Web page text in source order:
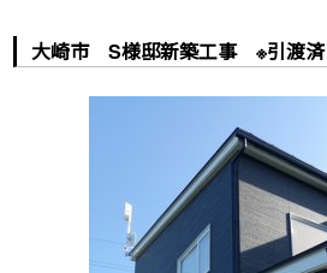
大崎市 S様邸新築工事 ※引渡済